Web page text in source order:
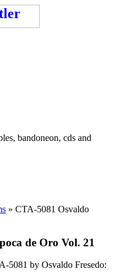
» CTA-5081 Osvaldo
de Oro Vol. 21
5081 by Osvaldo Fresedo: